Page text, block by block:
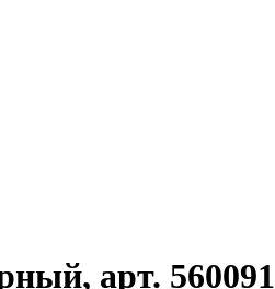
арт. 560091